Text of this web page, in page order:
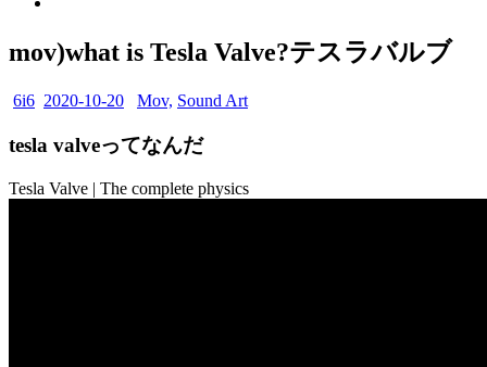
mov)what is Tesla Valve?テスラバルブ
6i6 2020-10-20 Mov, Sound Art
tesla valveってなんだ
Tesla Valve | The complete physics